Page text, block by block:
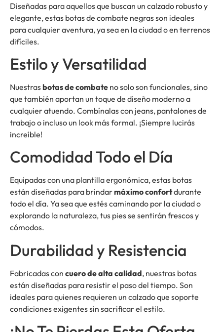
Diseñadas para aquellos que buscan un calzado robusto y
elegante, estas botas de combate negras son ideales
para cualquier aventura, ya sea en la ciudad o en terrenos
difíciles.
Estilo y Versatilidad
Nuestrasbotas de combate no solo son funcionales, sino
que también aportan un toque de diseño moderno a
cualquier atuendo. Combínalas con jeans, pantalones de
trabajo o incluso un look más formal. ¡Siempre lucirás
increíble!
Comodidad Todo el Día
Equipadas con una plantilla ergonómica, estas botas
están diseñadas para brindarmáximo confortdurante
todo el día. Ya sea que estés caminando por la ciudad o
explorando la naturaleza, tus pies se sentirán frescos y
cómodos.
Durabilidad y Resistencia
Fabricadas con cuero de alta calidad, nuestras botas
están diseñadas para resistir el paso del tiempo. Son
ideales para quienes requieren un calzado que soporte
condiciones exigentes sin sacrificar el estilo.